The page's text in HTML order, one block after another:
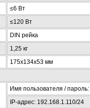
≤6 Вт
≤120 Вт
DIN рейка
1,25 кг
175x134x53 мм
Имя пользователя /
IP-адрес: 192.168.1.110/24